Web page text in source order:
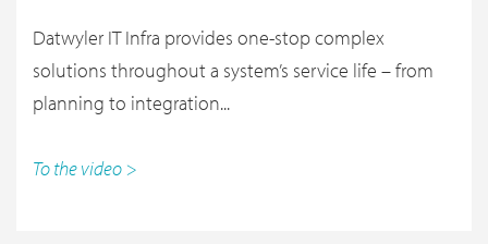
Datwyler IT Infra provides one-stop complex
solutions throughout a system’s service life – from
planning to integration...
To the video >